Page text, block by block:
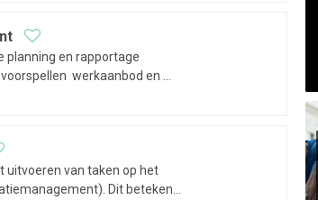
planning en rapportage
werkaanbod en
Ook maken we via
uitvoeren van taken op het
Dit betekent